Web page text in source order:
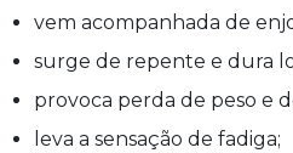
vem acompanhada de
surge de repente e dura
provoca perda de peso e
leva a sensação de fadiga;